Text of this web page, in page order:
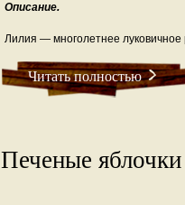
Описание.
Лилия — многолетнее
Читать полностью
Печеные яблочки